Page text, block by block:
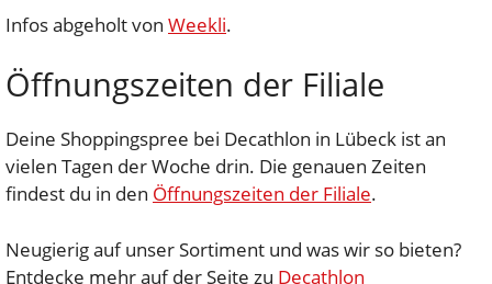
Infos abgeholt von Weekli.
Öffnungszeiten der Filiale
Deine Shoppingspree bei Decathlon in Lübeck ist an
vielen Tagen der Woche drin. Die genauen Zeiten
findest du in den Öffnungszeiten der Filiale.
Neugierig auf unser Sortiment und was wir so bieten?
Entdecke mehr auf der Seite zu Decathlon